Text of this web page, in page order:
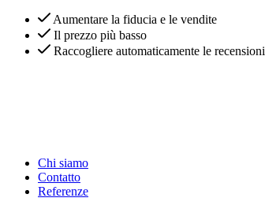
Aumentare la fiducia e le vendite
Il prezzo più basso
Raccogliere automaticamente le recensioni
Chi siamo
Contatto
Referenze